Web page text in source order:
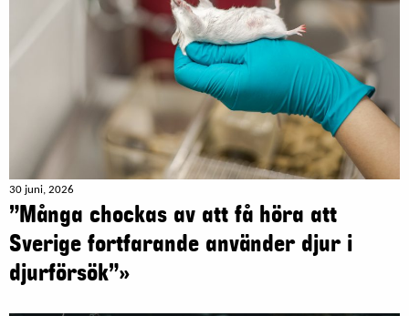
30 juni, 2026
”Många chockas av att få höra att
Sverige fortfarande använder djur i
djurförsök”»